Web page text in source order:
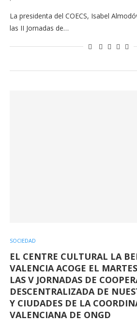
La presidenta del COECS, Isabel
las II Jornadas de…
SOCIEDAD
EL CENTRE CULTURAL LA
VALENCIA ACOGE EL
LAS V JORNADAS DE
DESCENTRALIZADA DE
Y CIUDADES DE LA
VALENCIANA DE ONGD